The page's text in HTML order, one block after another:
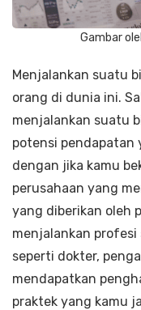
Gambar
Menjalankan suatu
orang di dunia ini.
menjalankan suatu
potensi pendapatan
dengan jika kamu
perusahaan yang
yang diberikan oleh
menjalankan profesi
seperti dokter,
mendapatkan
praktek yang kamu